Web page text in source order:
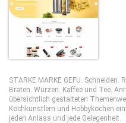
STARKE MARKE GEFU. Schneiden.
Braten. Würzen. Kaffee und Tee.
übersichtlich gestalteten
Kochkünstlern und Hobbyköchen
jeden Anlass und jede Gelegenheit.